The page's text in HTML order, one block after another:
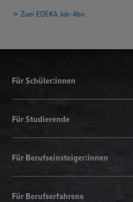
Zum EDEKA Job-Abo
Für Schüler:innen
Für Studierende
Für Berufseinsteiger:innen
Für Berufserfahrene